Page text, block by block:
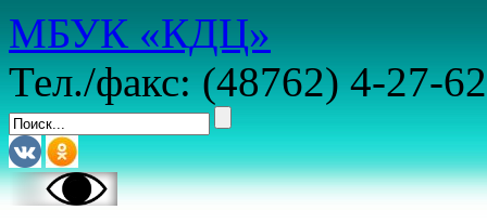
МБУК «КДЦ»
Тел./факс: (48762) 4-27-62